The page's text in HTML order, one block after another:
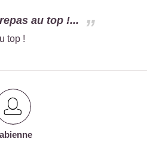
au top !...
top !